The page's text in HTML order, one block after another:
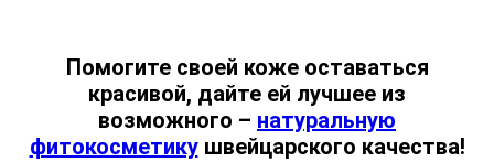
Помогите своей коже оставаться
красивой, дайте ей лучшее из
возможного – натуральную
фитокосметикушвейцарского качества!